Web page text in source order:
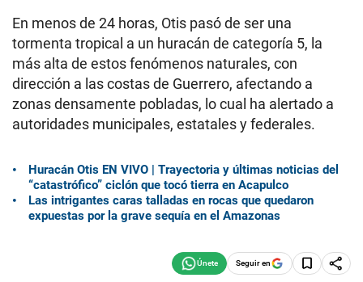
En menos de 24 horas, Otis pasó de ser una
tormenta tropical a un huracán de categoría 5, la
más alta de estos fenómenos naturales, con
dirección a las costas de Guerrero, afectando a
zonas densamente pobladas, lo cual ha alertado a
autoridades municipales, estatales y federales.
Huracán Otis EN VIVO | Trayectoria y últimas noticias del
“catastrófico” ciclón que tocó tierra en Acapulco
Las intrigantes caras talladas en rocas que quedaron
expuestas por la grave sequía en el Amazonas
Seguir en